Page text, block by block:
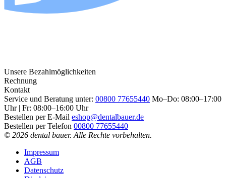
Unsere Bezahlmöglichkeiten
Rechnung
Kontakt
Service und Beratung unter: 00800 77655440 Mo–Do: 08:00–17:00
Uhr | Fr: 08:00–16:00 Uhr
Bestellen per E-Mail eshop@dentalbauer.de
Bestellen per Telefon 00800 77655440
© 2026 dental bauer. Alle Rechte vorbehalten.
Impressum
AGB
Datenschutz